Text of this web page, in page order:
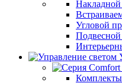
Угловой